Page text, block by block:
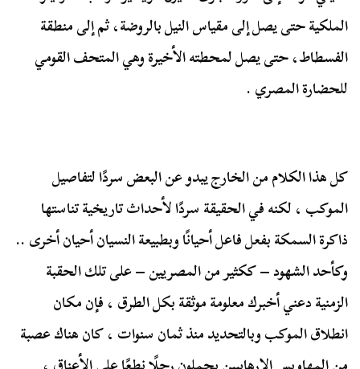
الملكية حتى يصل إلى مقياس النيل بالروضة، ثم إلى منطقة
الفسطاط، حتى يصل لمحطته الأخيرة وهي المتحف القومي
للحضارة المصري .
كل هذا الكلام من الخارج يبدو عن البعض سردًا لتفاصيل
الموكب ، لكنه في الحقيقة سردًا لأحداث تاريخية تناستها
ذاكرة السمكة بفعل فاعل أحيانًا وبطبيعة النسيان أحيان أخرى ..
وكأحد الشهود – ككثير من المصريين – على تلك الحقبة
الزمنية دعني أخبرك معلومة موثقة بكل الطرق ، فإن مكان
انطلاق الموكب وبالتحديد منذ ثمان سنوات ، كان هناك عصبة